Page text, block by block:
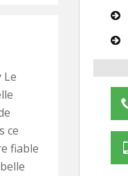
Le
ce
fiable